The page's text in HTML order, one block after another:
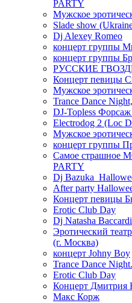
PARTY
Мужское
Slade show
Dj Alexey Romeo
концерт группы
концерт группы
РУССКИЕ
Концерт певицы
Мужское
Trance Dance
DJ-Topless
Electrodog 2 (Loc
Мужское
концерт группы
Самое страшное
PARTY
Dj
After party
Концерт певицы
Erotic Club Day
Dj Natasha Baccardi
Эротический
(г. Москва)
концерт Johny Boy
Trance Dance
Erotic Club Day
Концерт Дмитрия
Макс Корж